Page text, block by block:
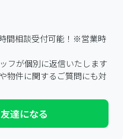
間相談受付可能！ ※営業時
フが個別に返信いたします
物件に関するご質問にも対
達になる